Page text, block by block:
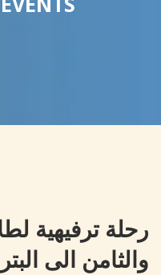
رحلة ترفيهية
والثامن الى